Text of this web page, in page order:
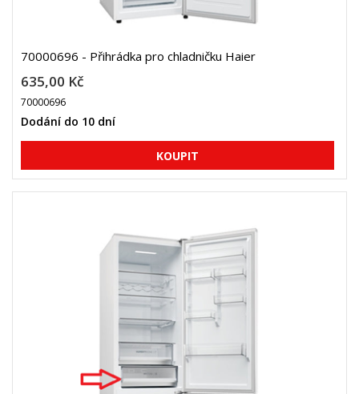
70000696 - Přihrádka pro chladničku Haier
635,00 Kč
70000696
Dodání do 10 dní